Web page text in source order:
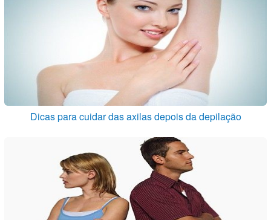
Dicas para cuidar das axilas depois da depilação